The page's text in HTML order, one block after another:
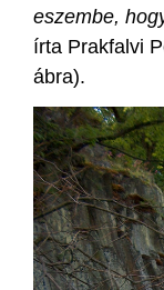
eszembe,
írta Prakfalvi
ábra).